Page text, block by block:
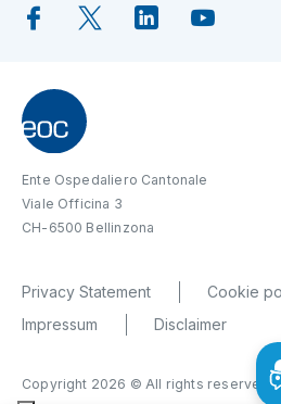
Ente Ospedaliero Cantonale
Viale Officina 3
CH-6500 Bellinzona
Privacy Statement
Cookie
Impressum
Disclaimer
Copyright 2026 © All rights reserved